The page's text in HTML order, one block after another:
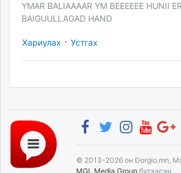
YMAR BALIAAAAR YM BEEEEEE HUNII
BAIGUULLAGAD HAND
Хариулах · Устгах
© 2013-2026 он Dorgio.mn,
MGL Media Group бүтээсэн.